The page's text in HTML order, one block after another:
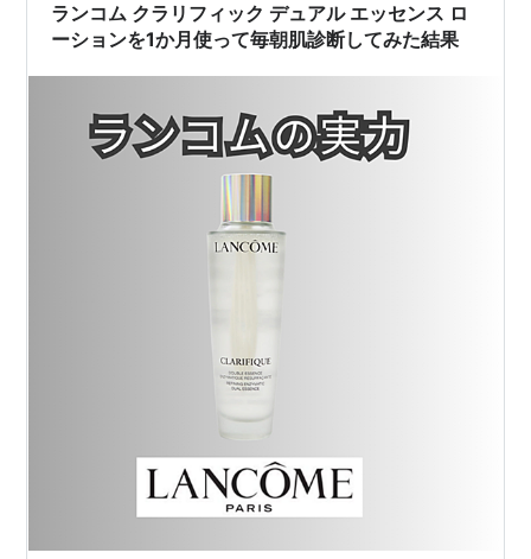
ランコム クラリフィック デュアル エッセンス ロ
ーションを1か月使って毎朝肌診断してみた結果